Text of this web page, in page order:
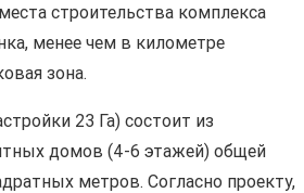
строительства комплекса
менее чем в километре
зона.
23 Га) состоит из
домов (4-6 этажей) общей
метров. Согласно проекту,